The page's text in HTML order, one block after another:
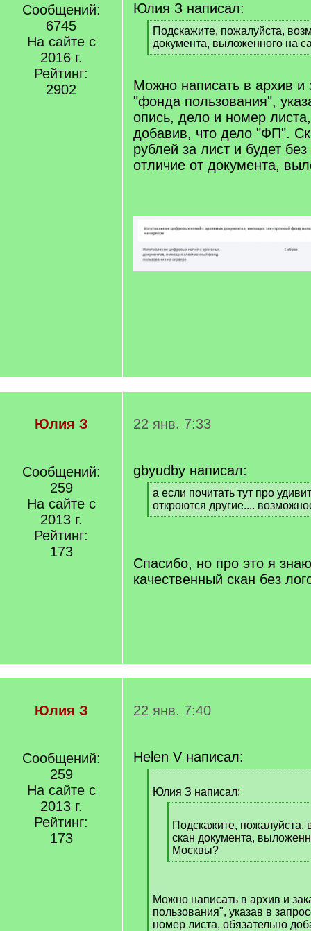
Сообщений:
6745
На сайте с
2016 г.
Рейтинг:
2902
Юлия З написал:
[
q
]
Подскажите, пожалуйста,
документа, выложенного на
[
q
]
Можно написать в архив и
"фонда пользования",
опись, дело и номер
добавив, что дело "ФП".
рублей за лист и будет
отличие от документа,
Юлия З
Сообщений:
259
На сайте с
2013 г.
Рейтинг:
173
22 янв. 7:33
gbyudby написал:
[
q
]
а если почитать тут про
откроются другие....
[
Спасибо, но про это я
качественный скан без
Юлия З
Сообщений:
259
На сайте с
2013 г.
Рейтинг:
173
22 янв. 7:40
Helen V написал:
q
Юлия З написал:
q
]
Подскажите, пожалуйста,
скан документа,
Москвы?
[
]
Можно написать в архив и
пользования", указав в
номер листа, обязательно